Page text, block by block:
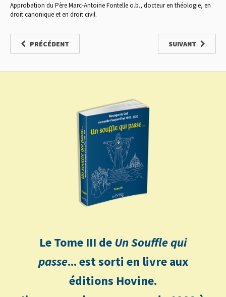
Approbation du Père Marc-Antoine Fontelle o.b., docteur en théologie, en
droit canonique et en droit civil.
PRÉCÉDENT SUIVANT
Le Tome III deUn Souffle qui
passe... est sorti en livre aux
éditions Hovine.